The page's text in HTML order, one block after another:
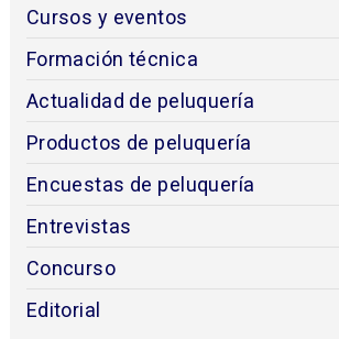
Cursos y eventos
Formación técnica
Actualidad de peluquería
Productos de peluquería
Encuestas de peluquería
Entrevistas
Concurso
Editorial